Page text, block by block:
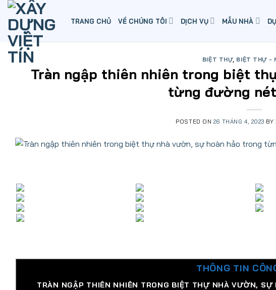
Skip
content
TRANG CHỦ VỀ CHÚNG TÔI DỊCH VỤ MẪU NHÀ
BIỆT THỰ, BIỆT THỰ -
Tràn ngập thiên nhiên trong biệt
từng đường
POSTED ON 26 THÁNG 4, 2023 BY
THÔNG TIN
TRÀN NGẬP THIÊN NHIÊN TRONG BIỆT THỰ NHÀ VƯỜN,